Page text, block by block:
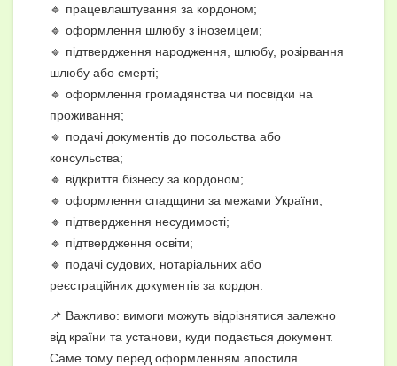
🔹 працевлаштування за кордоном;
🔹 оформлення шлюбу з іноземцем;
🔹 підтвердження народження, шлюбу, розірвання
шлюбу або смерті;
🔹 оформлення громадянства чи посвідки на
проживання;
🔹 подачі документів до посольства або
консульства;
🔹 відкриття бізнесу за кордоном;
🔹 оформлення спадщини за межами України;
🔹 підтвердження несудимості;
🔹 підтвердження освіти;
🔹 подачі судових, нотаріальних або
реєстраційних документів за кордон.
📌 Важливо: вимоги можуть відрізнятися залежно
від країни та установи, куди подається документ.
Саме тому перед оформленням апостиля